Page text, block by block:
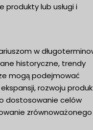
produkty lub usługi i
w
historyczne, trendy
mogą podejmować
rozwoju
dostosowanie celów
zrównoważonego